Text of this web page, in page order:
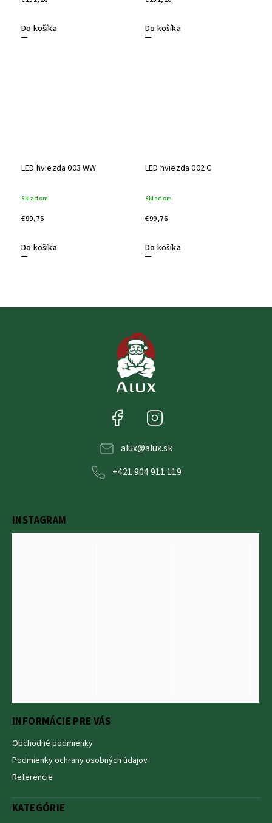
Do košíka Do košíka
LED hviezda 003 WW
Skladom
€99,76
Do košíka
LED hviezda 002 C
Skladom
€99,76
Do košíka
FacebookInstagram
alux@alux.sk
+421 904 911 119
INFORMÁCIE PRE VÁS
Obchodné podmienky
Podmienky ochrany osobných údajov
Referencie
KATEGÓRIE
INSTAGRAM